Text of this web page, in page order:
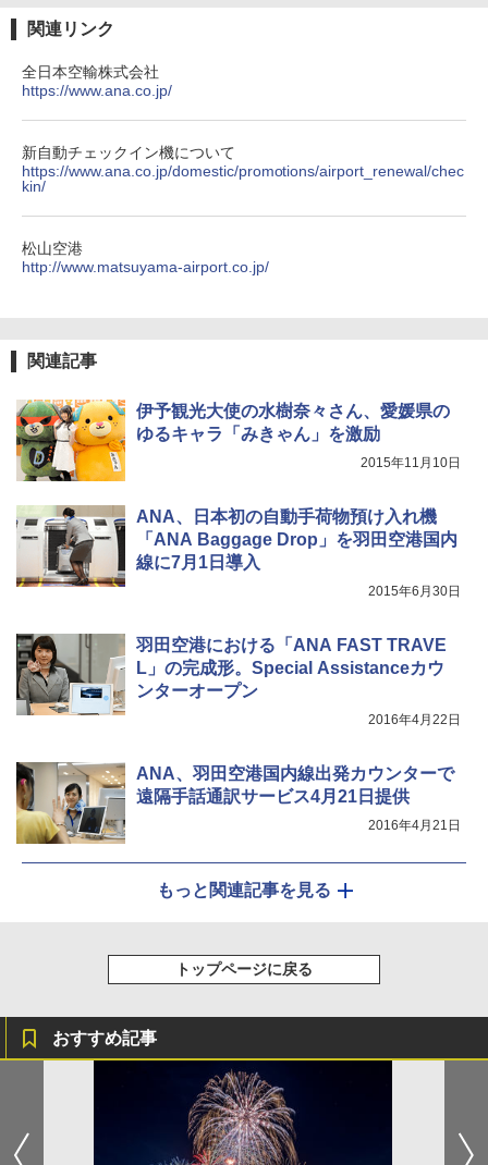
送
USB充電式 高精度 超長距離照射 長時間使用
ア/オフィス/教育現場/展示会用 緑
ット 5000mm耐水圧 210D生地 遮光
関連リンク
全日本空輸株式会社
https://www.ana.co.jp/
新自動チェックイン機について
https://www.ana.co.jp/domestic/promotions/airport_renewal/chec
kin/
松山空港
http://www.matsuyama-airport.co.jp/
関連記事
伊予観光大使の水樹奈々さん、愛媛県の
ゆるキャラ「みきゃん」を激励
2015年11月10日
ANA、日本初の自動手荷物預け入れ機
「ANA Baggage Drop」を羽田空港国内
線に7月1日導入
2015年6月30日
羽田空港における「ANA FAST TRAVE
L」の完成形。Special Assistanceカウ
ンターオープン
2016年4月22日
ANA、羽田空港国内線出発カウンターで
遠隔手話通訳サービス4月21日提供
2016年4月21日
もっと関連記事を見る
トップページに戻る
おすすめ記事